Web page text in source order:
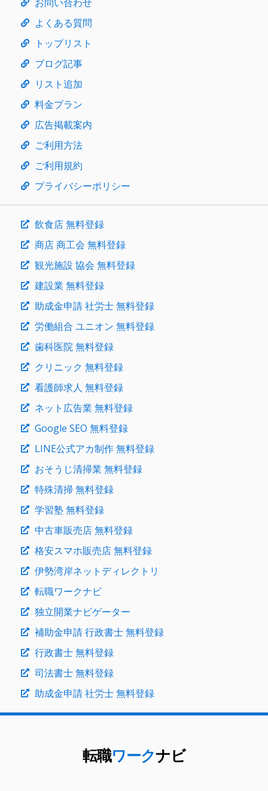
よくある質問
トップリスト
ブログ記事
リスト追加
料金プラン
広告掲載案内
ご利用方法
ご利用規約
プライバシーポリシー
飲食店 無料登録
商店 商工会 無料登録
観光施設 協会 無料登録
建設業 無料登録
助成金申請 社労士 無料登録
労働組合 ユニオン 無料登録
歯科医院 無料登録
クリニック 無料登録
看護師求人 無料登録
ネット広告業 無料登録
Google SEO 無料登録
LINE公式アカ制作 無料登録
おそうじ清掃業 無料登録
特殊清掃 無料登録
学習塾 無料登録
中古車販売店 無料登録
格安スマホ販売店 無料登録
伊勢湾岸ネットディレクトリ
転職ワークナビ
独立開業ナビゲーター
補助金申請 行政書士 無料登録
行政書士 無料登録
司法書士 無料登録
助成金申請 社労士 無料登録
転職ワークナビ